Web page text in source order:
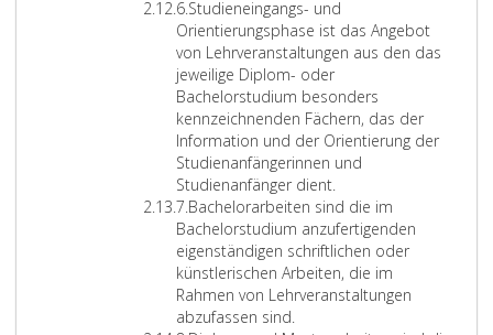
s
c
h
e
n
B
e
r
u
f
s
v
o
r
ü
n
l
e
s
c
h
e
n
E
r
g
ä
n
z
u
n
g
d
e
r
w
i
s
f
6.Z
i
f
f
e
r
6
Studieneingangs- und
Orientierungsphase ist das Angebot
von Lehrveranstaltungen aus den das
jeweilige Diplom- oder
Bachelorstudium besonders
kennzeichnenden Fächern, das der
Information und der Orientierung der
Studienanfängerinnen und
Studienanfänger dient.
7.Z
i
f
f
e
r
Bachelorarbeiten sind die im
Bachelorstudium anzufertigenden
eigenständigen schriftlichen oder
künstlerischen Arbeiten, die im
Rahmen von Lehrveranstaltungen
abzufassen sind.